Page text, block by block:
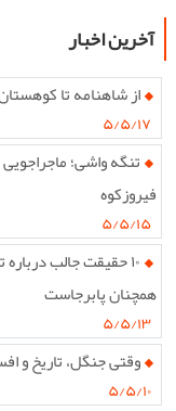
آخرین اخبار
از شاهنامه تا
۵/۵/۱۷
تنگه واشی؛
فیروزکوه
۵/۵/۱۵
همچنان پابرجاست
۵/۵/۱۳
وقتی جنگل، تاریخ و
۵/۵/۱۰